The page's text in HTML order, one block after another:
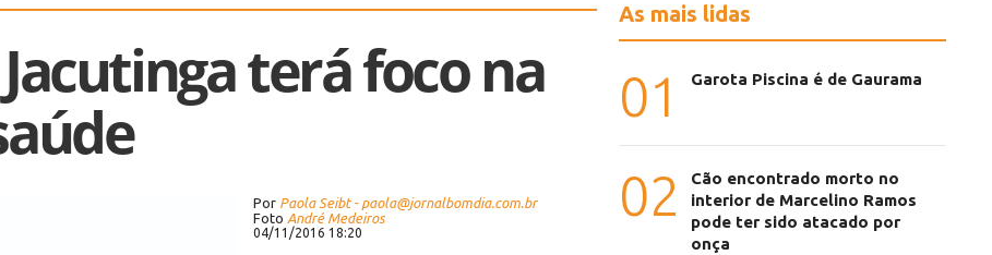
terá foco na
Por Paola Seibt - paola@jornalbomdia.com.br
Foto André Medeiros
04/11/2016 18:20
As mais lidas
01 Garota Piscina é de Gaurama
02
Cão encontrado morto no
interior de Marcelino Ramos
pode ter sido atacado por
onça